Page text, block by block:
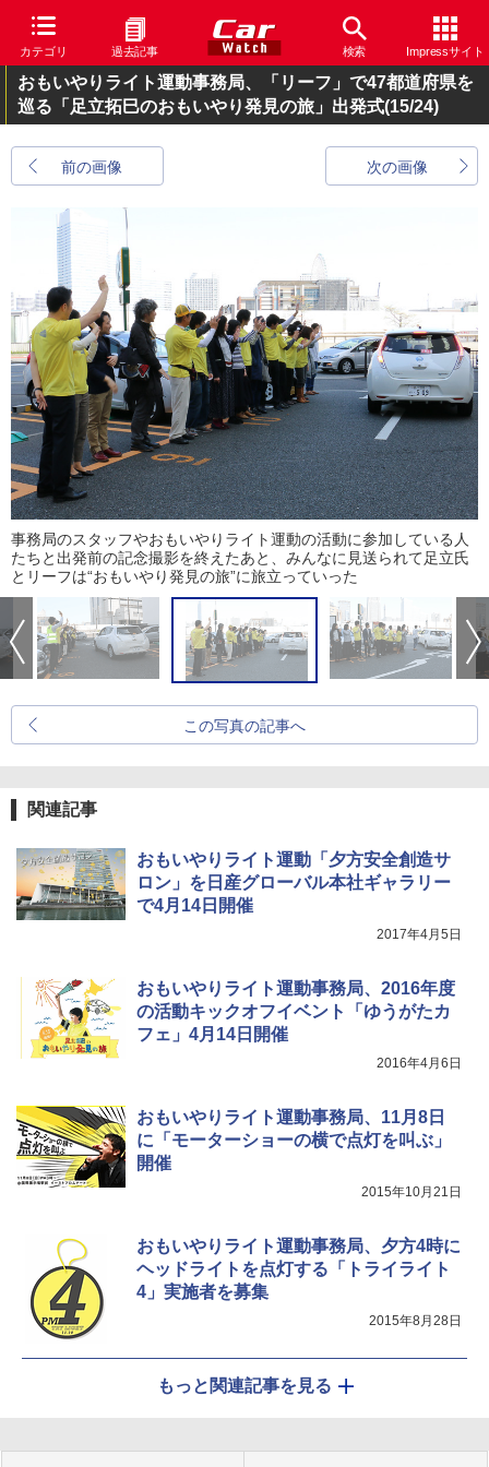
カテゴリ 過去記事 検索 Impressサイト
おもいやりライト運動事務局、「リーフ」で47都道府県を
巡る「足立拓巳のおもいやり発見の旅」出発式(15/24)
前の画像 次の画像
事務局のスタッフやおもいやりライト運動の活動に参加している人
たちと出発前の記念撮影を終えたあと、みんなに見送られて足立氏
とリーフは“おもいやり発見の旅”に旅立っていった
この写真の記事へ
関連記事
おもいやりライト運動「夕方安全創造サ
ロン」を日産グローバル本社ギャラリー
で4月14日開催
2017年4月5日
おもいやりライト運動事務局、2016年度
の活動キックオフイベント「ゆうがたカ
フェ」4月14日開催
2016年4月6日
おもいやりライト運動事務局、11月8日
に「モーターショーの横で点灯を叫ぶ」
開催
2015年10月21日
おもいやりライト運動事務局、夕方4時に
ヘッドライトを点灯する「トライライト
4」実施者を募集
2015年8月28日
もっと関連記事を見る